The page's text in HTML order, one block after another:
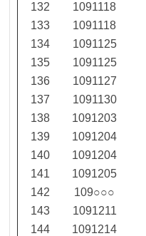
132
1091118
133
1091118
134
1091125
135
1091125
136
1091127
137
1091130
138
1091203
139
1091204
140
1091204
141
1091205
142
109○○○
143
1091211
144
1091214